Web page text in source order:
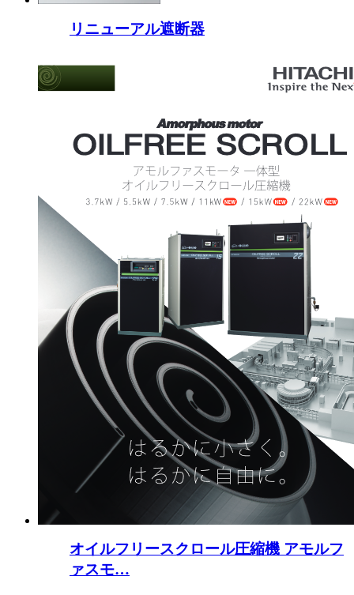
リニューアル遮断器
オイルフリースクロール圧縮機 アモルフ
ァスモ…